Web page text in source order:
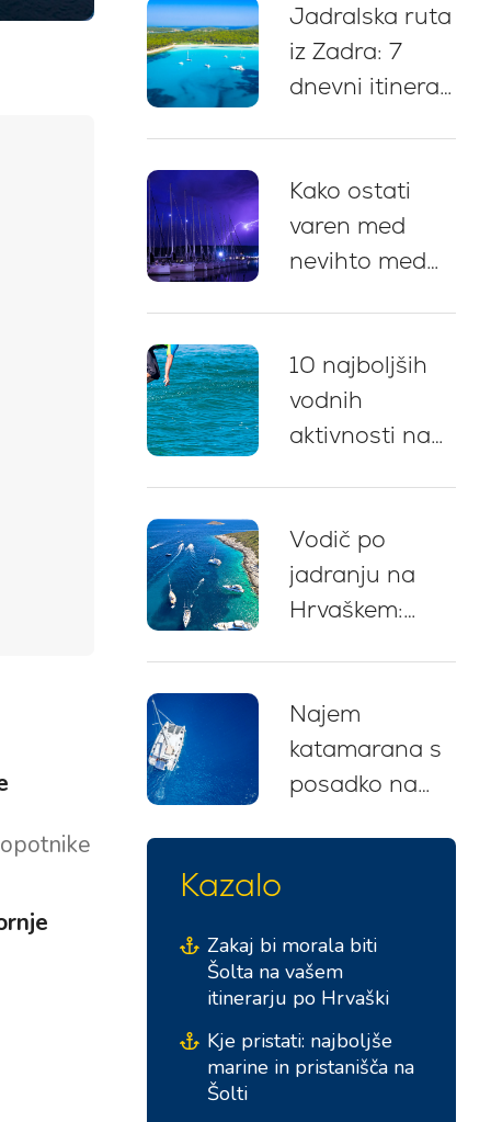
Jadralska ruta
iz Zadra: 7
dnevni itinerar,
postanki za
kopanje in
nasveti za
Kako ostati
varen med
nevihto med
ključnih
priporočil
10 najboljših
vodnih
aktivnosti na
Vodič po
jadranju na
Hrvaškem:
in priporočila
za začetnike
(2026)
Najem
katamarana s
posadko na
Kazalo
Zakaj bi morala biti
Šolta na vašem
itinerarju po Hrvaški
Kje pristati: najboljše
marine in pristanišča na
Šolti